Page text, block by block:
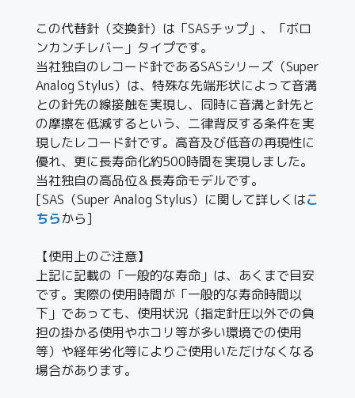
この代替針（交換針）は「SASチップ」、「ボロ
ンカンチレバー」タイプです。
当社独自のレコード針であるSASシリーズ（Super
Analog Stylus）は、特殊な先端形状によって音溝
との針先の線接触を実現し、同時に音溝と針先と
の摩擦を低減するという、二律背反する条件を実
現したレコード針です。高音及び低音の再現性に
優れ、更に長寿命化約500時間を実現しました。
当社独自の高品位＆長寿命モデルです。
[SAS（Super Analog Stylus）に関して詳しくはこ
ちらから]
【使用上のご注意】
上記に記載の「一般的な寿命」は、あくまで目安
です。実際の使用時間が「一般的な寿命時間以
下」であっても、使用状況（指定針圧以外での負
担の掛かる使用やホコリ等が多い環境での使用
等）や経年劣化等によりご使用いただけなくなる
場合があります。